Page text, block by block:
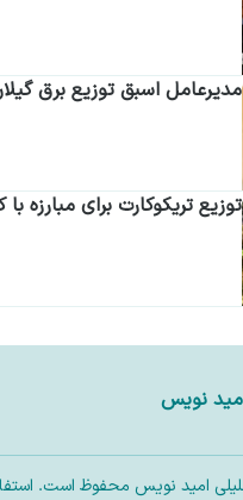
مدیرعامل اسبق توزیع برق
توزیع تریکوکارت برای مبارزه
امید نویس
امید نویس محفوظ است.